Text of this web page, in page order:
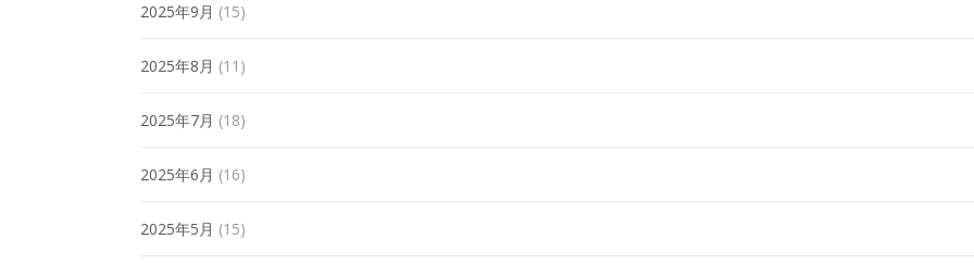
2025年9月 (15)
2025年8月 (11)
2025年7月 (18)
2025年6月 (16)
2025年5月 (15)